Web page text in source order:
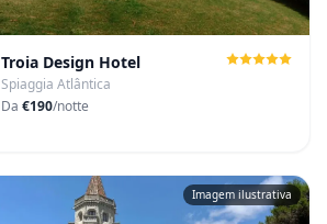
Troia Design Hotel
Spiaggia Atlântica
Da€190/notte
Imagem ilustrativa